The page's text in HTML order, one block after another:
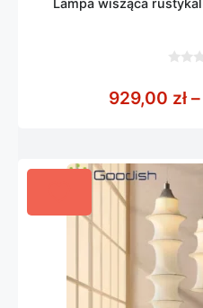
Lampa wisząca
5
929,00 zł –